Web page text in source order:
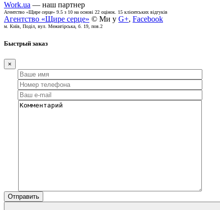
Work.ua — наш партнер
Агентство «Щире серце» 9.5 з 10 на основі 22 оцінок. 15 клієнтських відгуків
Агентство «Щире серце» © Ми у G+, Facebook
м. Київ, Поділ, вул. Межигірська, б. 19, пов.2
Быстрый заказ
×
Отправить